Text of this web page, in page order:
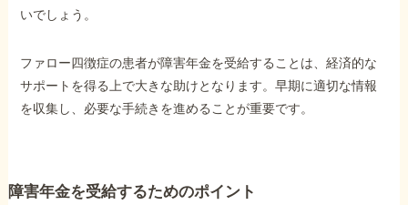
いでしょう。
ファロー四徴症の患者が障害年金を受給することは、経済的な
サポートを得る上で大きな助けとなります。早期に適切な情報
を収集し、必要な手続きを進めることが重要です。
障害年金を受給するためのポイント